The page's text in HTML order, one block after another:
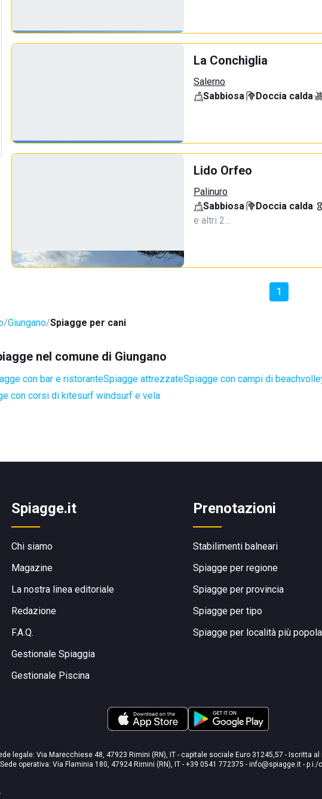
La Conchiglia
Salerno
Sabbiosa· Doccia calda·
Lido Orfeo
Palinuro
Sabbiosa· Doccia calda·
e altri 2…
1
Giungano Spiagge per cani
nel comune di Giungano
con bar e ristoranteSpiagge attrezzateSpiagge con campi di
con corsi di kitesurf windsurf e vela
Spiagge.it
Chi siamo
Magazine
La nostra linea editoriale
Redazione
F.A.Q.
Gestionale Spiaggia
Gestionale Piscina
Prenotazioni
Stabilimenti balneari
Spiagge per regione
Spiagge per provincia
Spiagge per tipo
Spiagge per località più
legale: Via Marecchiese 48, 47923 Rimini (RN), IT - capitale sociale Euro 31245,57 - Iscritta
Sede operativa: Via Flaminia 180, 47924 Rimini (RN), IT - +39 0541 772375 - info@spiagge.it - p.i./